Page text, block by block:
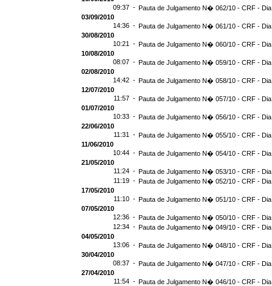
09:37 - Pauta de Julgamento N� 062/10 - CRF -
03/09/2010
14:36 - Pauta de Julgamento N� 061/10 - CRF -
30/08/2010
10:21 - Pauta de Julgamento N� 060/10 - CRF -
10/08/2010
08:07 - Pauta de Julgamento N� 059/10 - CRF -
02/08/2010
14:42 - Pauta de Julgamento N� 058/10 - CRF -
12/07/2010
11:57 - Pauta de Julgamento N� 057/10 - CRF -
01/07/2010
10:33 - Pauta de Julgamento N� 056/10 - CRF -
22/06/2010
11:31 - Pauta de Julgamento N� 055/10 - CRF -
11/06/2010
10:44 - Pauta de Julgamento N� 054/10 - CRF -
21/05/2010
11:24 - Pauta de Julgamento N� 053/10 - CRF -
11:19 - Pauta de Julgamento N� 052/10 - CRF -
17/05/2010
11:10 - Pauta de Julgamento N� 051/10 - CRF -
07/05/2010
12:36 - Pauta de Julgamento N� 050/10 - CRF -
12:34 - Pauta de Julgamento N� 049/10 - CRF - Dia
04/05/2010
13:06 - Pauta de Julgamento N� 048/10 - CRF -
30/04/2010
08:37 - Pauta de Julgamento N� 047/10 - CRF -
27/04/2010
11:54 - Pauta de Julgamento N� 046/10 - CRF -